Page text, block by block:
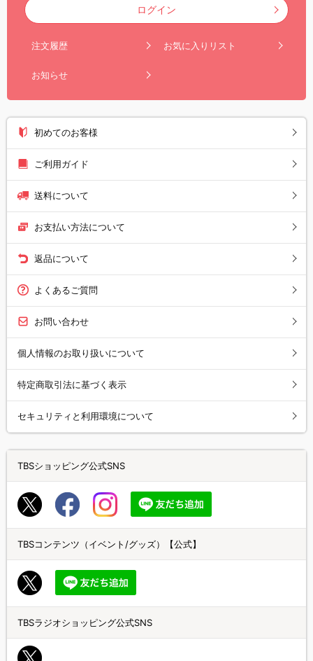
ログイン
注文履歴 お気に入りリスト
お知らせ
初めてのお客様
ご利用ガイド
送料について
お支払い方法について
返品について
よくあるご質問
お問い合わせ
個人情報のお取り扱いについて
特定商取引法に基づく表示
セキュリティと利用環境について
TBSショッピング公式SNS
TBSコンテンツ（イベント/グッズ）【公式】
TBSラジオショッピング公式SNS